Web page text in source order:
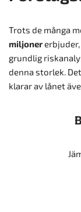
Trots de många
miljonererbjuder,
grundlig
denna storlek.
klarar av lånet